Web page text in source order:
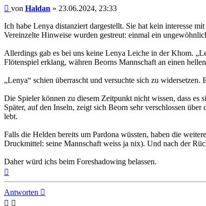
Beitrag
von Haldan » 23.06.2024, 23:33
Ich habe Lenya distanziert dargestellt. Sie hat kein interesse
Vereinzelte Hinweise wurden gestreut: einmal ein
Allerdings gab es bei uns keine Lenya Leiche in der Khom.
Flötenspiel erklang, währen Beorns Mannschaft an einen
„Lenya“ schien überrascht und versuchte sich zu
Die Spieler können zu diesem Zeitpunkt nicht wissen, dass es
Später, auf den Inseln, zeigt sich Beorn sehr verschlossen
lebt.
Falls die Helden bereits um Pardona wüssten, haben die
Druckmittel: seine Mannschaft weiss ja nix). Und nach der
Daher würd ichs beim Foreshadowing belassen.
Antworten